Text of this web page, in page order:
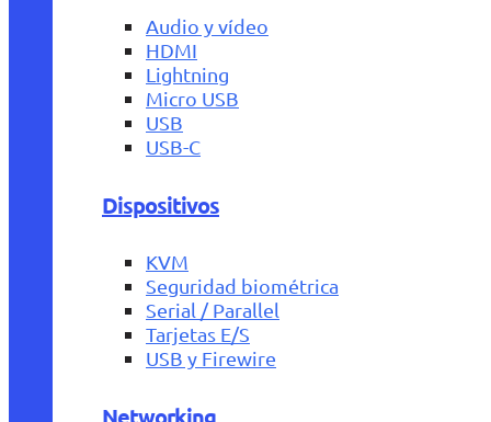
Audio y vídeo
HDMI
Lightning
Micro USB
USB
USB-C
Dispositivos
KVM
Seguridad biométrica
Serial / Parallel
Tarjetas E/S
USB y Firewire